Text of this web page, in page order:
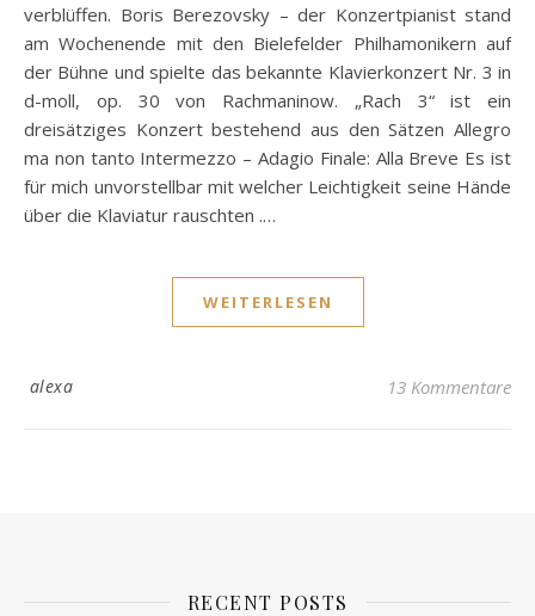
verblüffen. Boris Berezovsky – der Konzertpianist stand
am Wochenende mit den Bielefelder Philhamonikern auf
der Bühne und spielte das bekannte Klavierkonzert Nr. 3 in
d-moll, op. 30 von Rachmaninow. „Rach 3“ ist ein
dreisätziges Konzert bestehend aus den Sätzen Allegro
ma non tanto Intermezzo – Adagio Finale: Alla Breve Es ist
für mich unvorstellbar mit welcher Leichtigkeit seine Hände
über die Klaviatur rauschten .…
WEITERLESEN
alexa 13 Kommentare
RECENT POSTS